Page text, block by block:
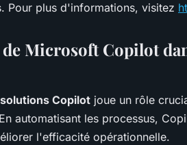
Pour plus d'informations, visitez
Microsoft Copilot
Copilot joue un rôle
automatisant les processus,
l'efficacité opérationnelle.